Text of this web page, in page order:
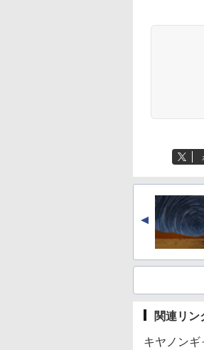
▲
関連リン
キヤノンギ